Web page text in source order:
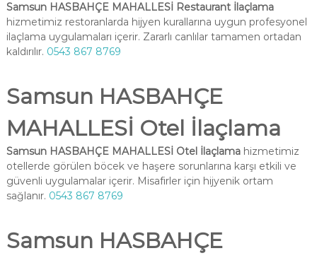
Samsun HASBAHÇE MAHALLESİ Restaurant İlaçlama
hizmetimiz restoranlarda hijyen kurallarına uygun profesyonel
ilaçlama uygulamaları içerir. Zararlı canlılar tamamen ortadan
kaldırılır. 0543 867 8769
Samsun HASBAHÇE
MAHALLESİ Otel İlaçlama
Samsun HASBAHÇE MAHALLESİ Otel İlaçlamahizmetimiz
otellerde görülen böcek ve haşere sorunlarına karşı etkili ve
güvenli uygulamalar içerir. Misafirler için hijyenik ortam
sağlanır. 0543 867 8769
Samsun HASBAHÇE